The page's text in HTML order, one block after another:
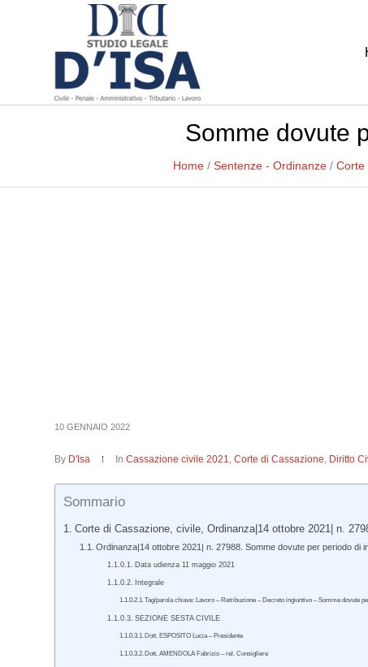
Somme dovute
Home / Sentenze - Ordinanze / Corte
10 GENNAIO 2022
By D'Isa InCassazione civile 2021,Corte di Cassazione, Diritto
Sommario
Corte di Cassazione, civile, Ordinanza|14 ottobre 2021| n.
Ordinanza|14 ottobre 2021| n. 27988. Somme dovute per periodo di
Data udienza 11 maggio 2021
Integrale
Tag/parola chiave: Lavoro – Retribuzione – Decreto ingiuntivo – Somme dovute
SEZIONE SESTA CIVILE
Dott. ESPOSITO Lucia – Presidente
Dott. AMENDOLA Fabrizio – rel. Consigliere